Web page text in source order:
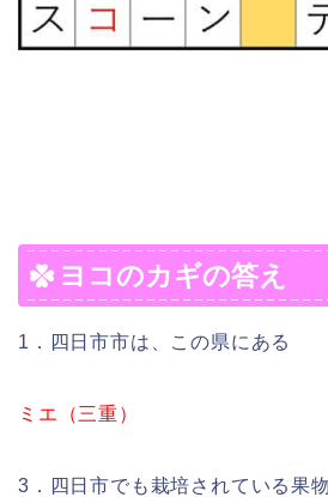
ヨコのカギの答え
1．四日市市は、この県にある
ミエ（三重）
3．四日市でも栽培されている果